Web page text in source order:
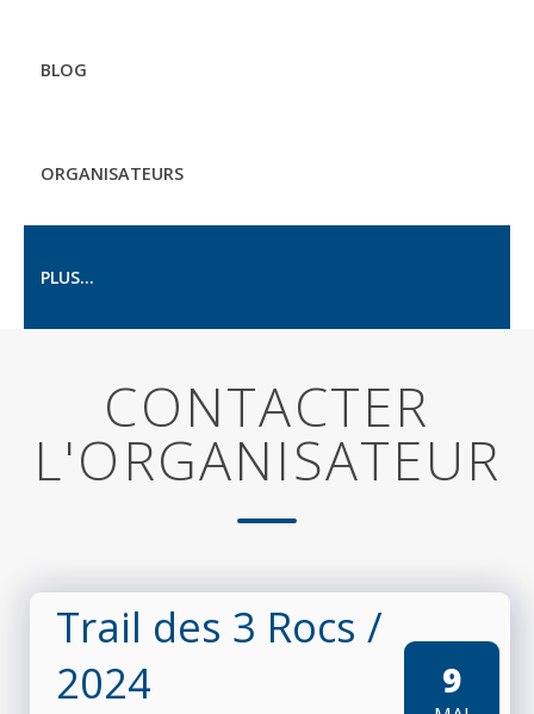
BLOG
ORGANISATEURS
PLUS...
CONTACTER
L'ORGANISATEUR
Trail des 3 Rocs /
2024
9